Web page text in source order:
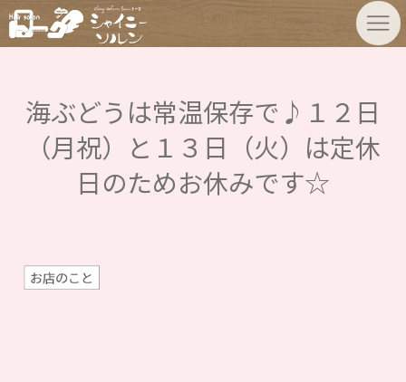
海ぶどうは常温保存で♪１２日
（月祝）と１３日（火）は定休
日のためお休みです☆
お店のこと